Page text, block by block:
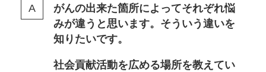
がんの出来た箇所によってそれぞれ悩
みが違うと思います。そういう違いを
知りたいです。
社会貢献活動を広める場所を教えてい